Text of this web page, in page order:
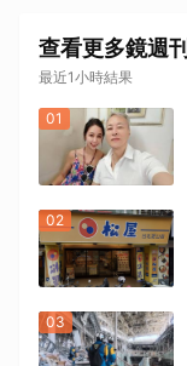
查看更多鏡週刊
最近1小時結果
01
02
03